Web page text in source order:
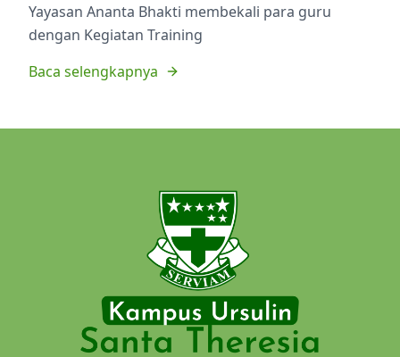
Yayasan Ananta Bhakti membekali para guru
dengan Kegiatan Training
Baca selengkapnya